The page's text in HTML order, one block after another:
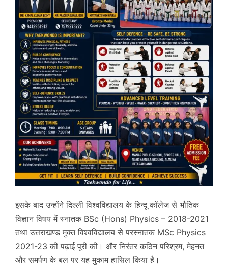
इसके बाद उन्होंने दिल्ली विश्वविद्यालय के हिन्दू कॉलेज से भौतिक
विज्ञान विषय में स्नातक BSc (Hons) Physics – 2018-2021
तथा उत्तराखण्ड मुक्त विश्वविद्यालय से परस्नातक MSc Physics
2021-23 की पढ़ाई पूरी की। और निरंतर कठिन परिश्रम, मेहनत
और समर्पण के बल पर यह मुकाम हासिल किया है।